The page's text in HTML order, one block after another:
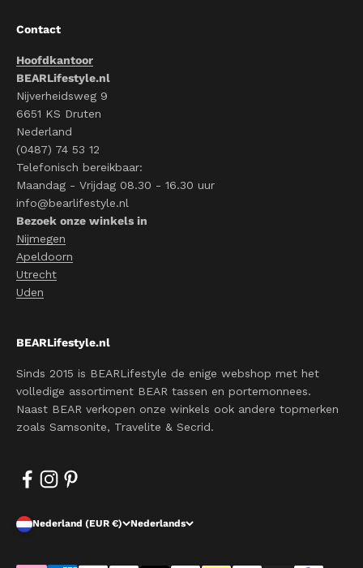
Contact
Hoofdkantoor
BEARLifestyle.nl
Nijverheidsweg 9
6651 KS Druten
Nederland
(0487) 74 53 12
Telefonisch bereikbaar:
Maandag - Vrijdag 08.30 - 16.30 uur
info@bearlifestyle.nl
Bezoek onze winkels in
Nijmegen
Apeldoorn
Utrecht
Uden
BEARLifestyle.nl
Sinds 2015 is BEARLifestyle de enige webshop met het
volledige assortiment BEAR tassen en portemonnees.
Naast BEAR verkopen onze winkels ook andere topmerken
zoals Samsonite, Travelite & Secrid.
Nederland (EUR €) Nederlands